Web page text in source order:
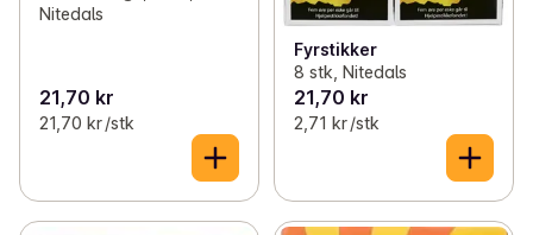
Nitedals
21,70 kr
21,70 kr /stk
Fyrstikker
8 stk, Nitedals
21,70 kr
2,71 kr /stk